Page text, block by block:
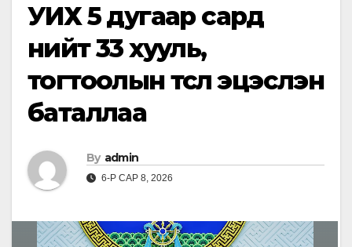
УИХ 5 дугаар сард
нийт 33 хууль,
тогтоолын төсөл эцэслэн
баталлаа
By admin
6-Р САР 8, 2026